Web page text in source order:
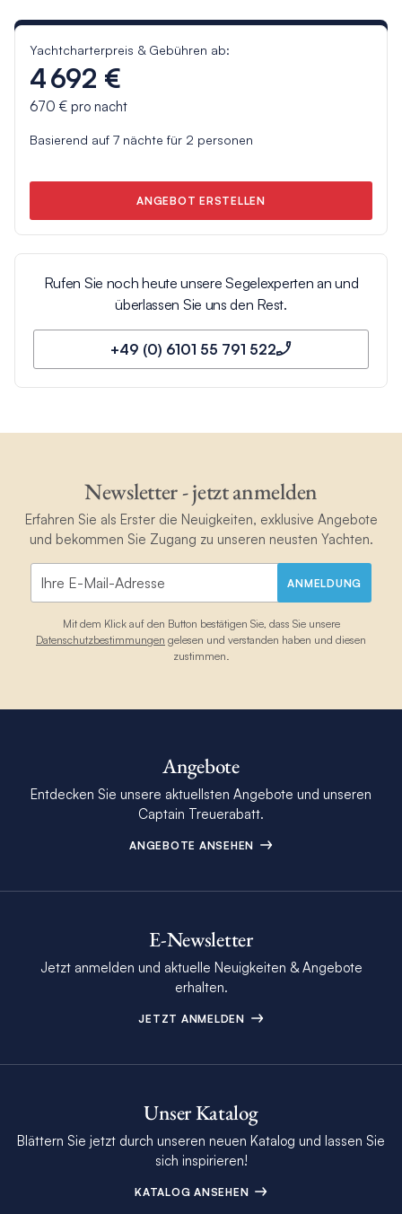
Yachtcharterpreis & Gebühren ab:
4 692 €
670 €pro nacht
Basierend auf 7nächte für 2 personen
ANGEBOT ERSTELLEN
Rufen Sie noch heute unsere Segelexperten an und
überlassen Sie uns den Rest.
+49 (0) 6101 55 791 522
Newsletter - jetzt anmelden
Erfahren Sie als Erster die Neuigkeiten, exklusive Angebote
und bekommen Sie Zugang zu unseren neusten Yachten.
ANMELDUNG
Mit dem Klick auf den Button bestätigen Sie, dass Sie unsere
Datenschutzbestimmungen gelesen und verstanden haben und diesen
zustimmen.
Angebote
Entdecken Sie unsere aktuellsten Angebote und unseren
Captain Treuerabatt.
ANGEBOTE ANSEHEN
E-Newsletter
Jetzt anmelden und aktuelle Neuigkeiten & Angebote
erhalten.
JETZT ANMELDEN
Unser Katalog
Blättern Sie jetzt durch unseren neuen Katalog und lassen Sie
sich inspirieren!
KATALOG ANSEHEN